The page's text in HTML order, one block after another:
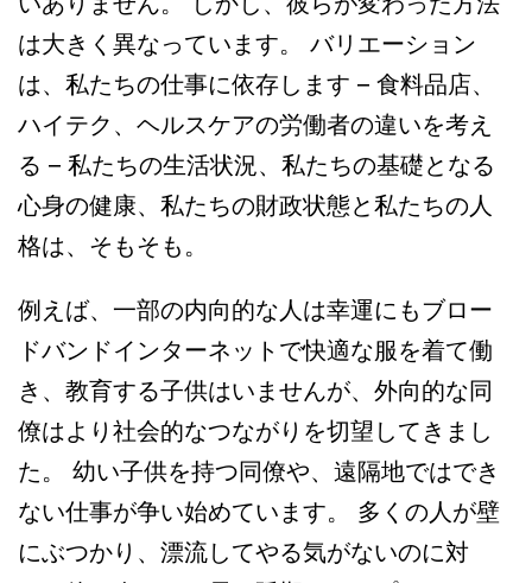
は大きく異なっています。 バリエーション
は、私たちの仕事に依存します – 食料品店、
ハイテク、ヘルスケアの労働者の違いを考え
る – 私たちの生活状況、私たちの基礎となる
心身の健康、私たちの財政状態と私たちの人
格は、そもそも。
例えば、一部の内向的な人は幸運にもブロー
ドバンドインターネットで快適な服を着て働
き、教育する子供はいませんが、外向的な同
僚はより社会的なつながりを切望してきまし
た。 幼い子供を持つ同僚や、遠隔地ではでき
ない仕事が争い始めています。 多くの人が壁
にぶつかり、漂流してやる気がないのに対